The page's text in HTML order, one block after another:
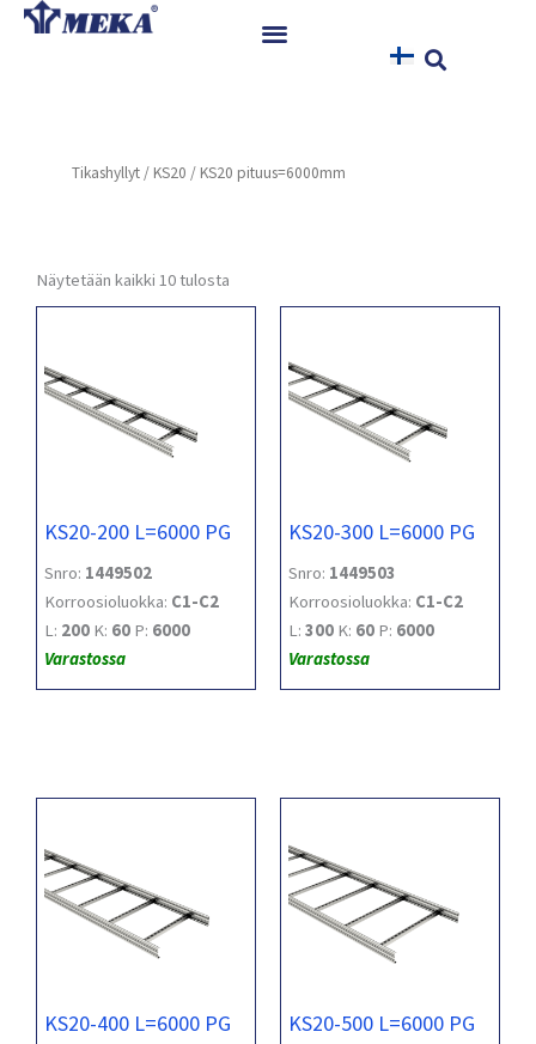
Siirry
Referenssit
Yhteystiedot
Tikashyllyt / KS20 / KS20 pituus=6000mm
Näytetään kaikki 10 tulosta
KS20-200 L=6000 PG
Snro: 1449502
Korroosioluokka: C1-C2
L: 200 K: 60 P: 6000
Varastossa
KS20-300 L=6000 PG
Snro: 1449503
Korroosioluokka: C1-C2
L: 300 K: 60 P: 6000
Varastossa
KS20-400 L=6000 PG KS20-500 L=6000 PG